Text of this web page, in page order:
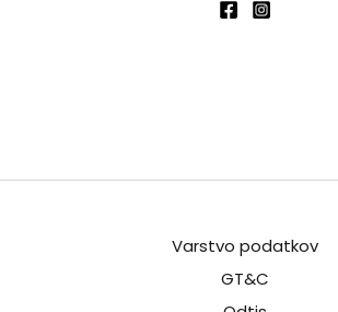
Varstvo podatkov
GT&C